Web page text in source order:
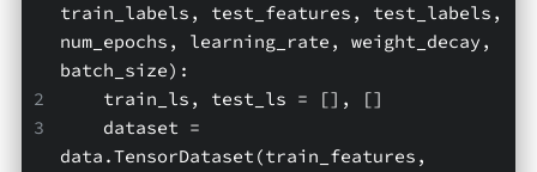
train_labels, test_features, test_labels,
num_epochs, learning_rate, weight_decay,
batch_size) :
    train_ls, test_ls = [], []
data.TensorDataset(train_features,